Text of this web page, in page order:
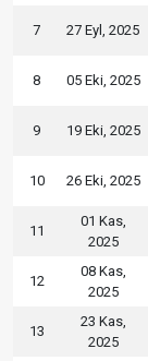
7 27 Eyl, 2025
8 05 Eki, 2025
9 19 Eki, 2025
10 26 Eki, 2025
11
01 Kas,
2025
12
08 Kas,
2025
13
23 Kas,
2025